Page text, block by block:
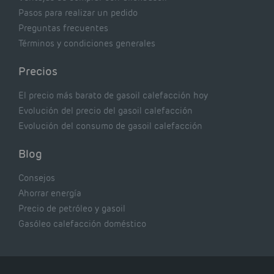
Pasos para realizar un pedido
Preguntas frecuentes
Términos y condiciones generales
Precios
El precio más barato de gasoil calefacción hoy
Evolución del precio del gasoil calefacción
Evolución del consumo de gasoil calefacción
Blog
Consejos
Ahorrar energía
Precio de petróleo y gasoil
Gasóleo calefacción doméstico